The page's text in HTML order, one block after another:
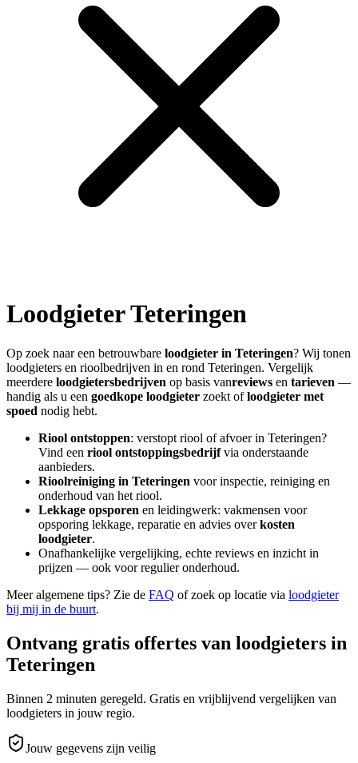
LoodgieterTeteringen
Op zoek naar een betrouwbare loodgieter in Teteringen? Wij tonen
loodgieters en rioolbedrijven in en rond Teteringen. Vergelijk
meerdere loodgietersbedrijven op basis vanreviews en tarieven —
handig als u een goedkope loodgieter zoekt ofloodgieter met
spoed nodig hebt.
Riool ontstoppen: verstopt riool of afvoer in Teteringen?
Vind een riool ontstoppingsbedrijfvia onderstaande
aanbieders.
Rioolreiniging in Teteringen voor inspectie, reiniging en
onderhoud van het riool.
Lekkage opsporen en leidingwerk: vakmensen voor
opsporing lekkage, reparatie en advies overkosten
loodgieter.
Onafhankelijke vergelijking, echte reviews en inzicht in
prijzen — ook voor regulier onderhoud.
Meer algemene tips? Zie de FAQ of zoek op locatie via loodgieter
bij mij in de buurt.
Ontvang gratis offertes van loodgieters in
Teteringen
Binnen 2 minuten geregeld. Gratis en vrijblijvend vergelijken van
loodgieters in jouw regio.
Jouw gegevens zijn veilig